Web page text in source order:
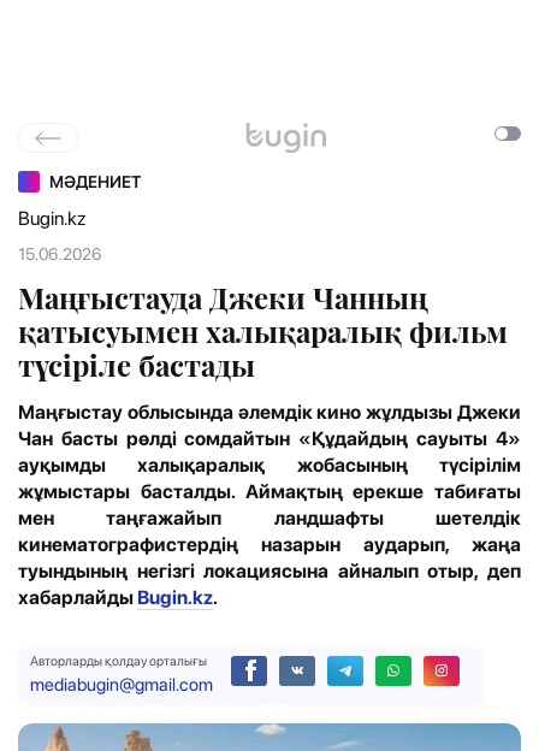
МӘДЕНИЕТ
Bugin.kz
15.06.2026
Маңғыстауда Джеки Чанның
қатысуымен халықаралық фильм
түсіріле бастады
Маңғыстау облысында әлемдік кино жұлдызы Джеки
Чан басты рөлді сомдайтын «Құдайдың сауыты 4»
ауқымды халықаралық жобасының түсірілім
жұмыстары басталды. Аймақтың ерекше табиғаты
мен таңғажайып ландшафты шетелдік
кинематографистердің назарын аударып, жаңа
туындының негізгі локациясына айналып отыр, деп
хабарлайды Bugin.kz.
Авторларды қолдау орталығы
mediabugin@gmail.com